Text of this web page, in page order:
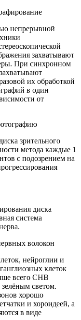
непрерывной
захватывают
При синхронном
их обработкой
в один
от
зрительного
метода каждые 1
с подозрением на
диска
система
волокон
нейроглии и
клеток
всего СНВ
светом.
хорошо
и хороидеей, а
в виде